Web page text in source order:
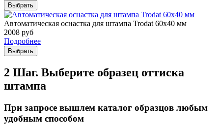
Выбрать
Автоматическая оснастка для штампа Trodat 60х40 мм
2008 руб
Подробнее
Выбрать
2 Шаг. Выберите образец оттиска
штампа
При запросе вышлем каталог образцов любым
удобным способом